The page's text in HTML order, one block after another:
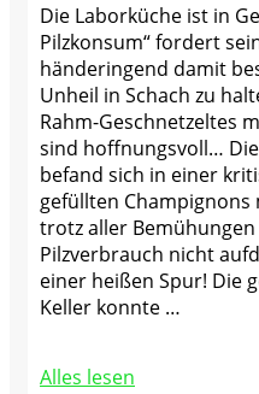
Die Laborküche ist in
Pilzkonsum“ fordert
händeringend damit
Unheil in Schach zu
Rahm-Geschnetzeltes
sind hoffnungsvoll…
befand sich in einer
gefüllten
trotz aller
Pilzverbrauch nicht
einer heißen Spur! Die
Keller konnte …
Alles lesen